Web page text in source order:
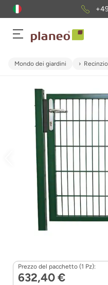
Mondo dei giardini
Prezzo del pacchetto (1 Pz):
632,40 €